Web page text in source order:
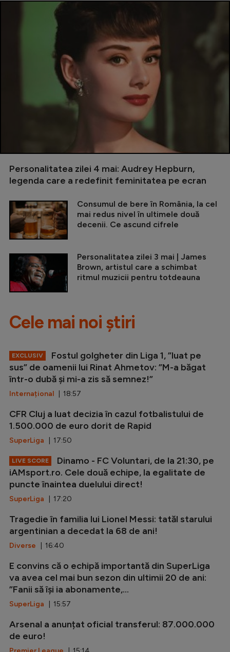
Personalitatea zilei 4 mai: Audrey Hepburn,
legenda care a redefinit feminitatea pe ecran
Consumul de bere în România, la cel
mai redus nivel în ultimele două
decenii. Ce ascund cifrele
Personalitatea zilei 3 mai | James
Brown, artistul care a schimbat
ritmul muzicii pentru totdeauna
Cele mai noi știri
EXCLUSIV
Fostul golgheter din Liga 1, ”luat pe
sus” de oamenii lui Rinat Ahmetov: ”M-a băgat
într-o dubă și mi-a zis să semnez!”
Internațional | 18:57
CFR Cluj a luat decizia în cazul fotbalistului de
1.500.000 de euro dorit de Rapid
SuperLiga | 17:50
LIVE SCORE
Dinamo - FC Voluntari, de la 21:30, pe
iAMsport.ro. Cele două echipe, la egalitate de
puncte înaintea duelului direct!
SuperLiga | 17:20
Tragedie în familia lui Lionel Messi: tatăl starului
argentinian a decedat la 68 de ani!
Diverse | 16:40
E convins că o echipă importantă din SuperLiga
va avea cel mai bun sezon din ultimii 20 de ani:
”Fanii să își ia abonamente,...
SuperLiga | 15:57
Arsenal a anunțat oficial transferul: 87.000.000
de euro!